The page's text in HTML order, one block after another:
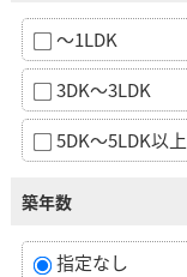
～1LDK
3DK～3LDK
5DK～5LDK以上
築年数
指定なし